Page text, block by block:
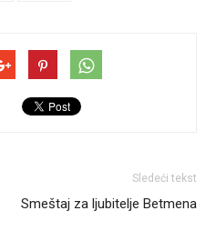
Sledeći tekst
Smeštaj za ljubitelje Betmena